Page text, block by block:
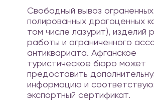
Свободный вывоз
полированных драгоценных
том числе лазурит), изделий
работы и ограниченного
антиквариата. Афганское
туристическое бюро может
предоставить
информацию и
экспортный сертификат.